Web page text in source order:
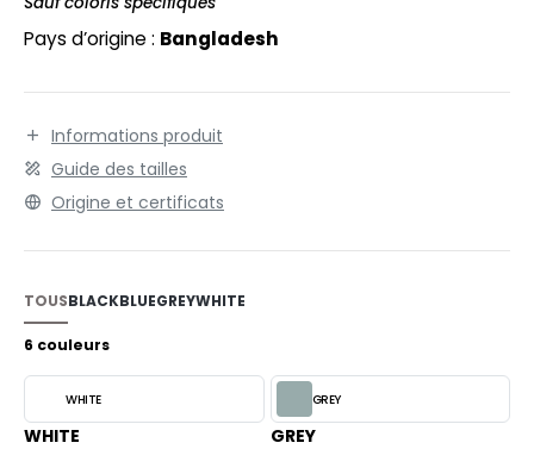
SHOPPING
VETEMENTS
OF THE LOOM
OF THE LOOM VINTAGE
Pays d’origine : Bangladesh
Informations produit
Guide des tailles
Origine et certificats
TOUSBLACKBLUEGREYWHITE
6 couleurs
WHITE
WHITE
GREY
GREY